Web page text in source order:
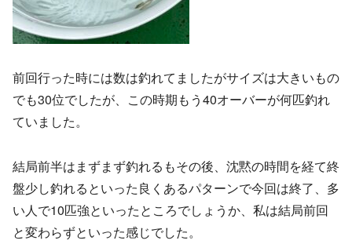
前回行った時には数は釣れてましたがサイズは大きいもの
でも30位でしたが、この時期もう40オーバーが何匹釣れ
ていました。
結局前半はまずまず釣れるもその後、沈黙の時間を経て終
盤少し釣れるといった良くあるパターンで今回は終了、多
い人で10匹強といったところでしょうか、私は結局前回
と変わらずといった感じでした。